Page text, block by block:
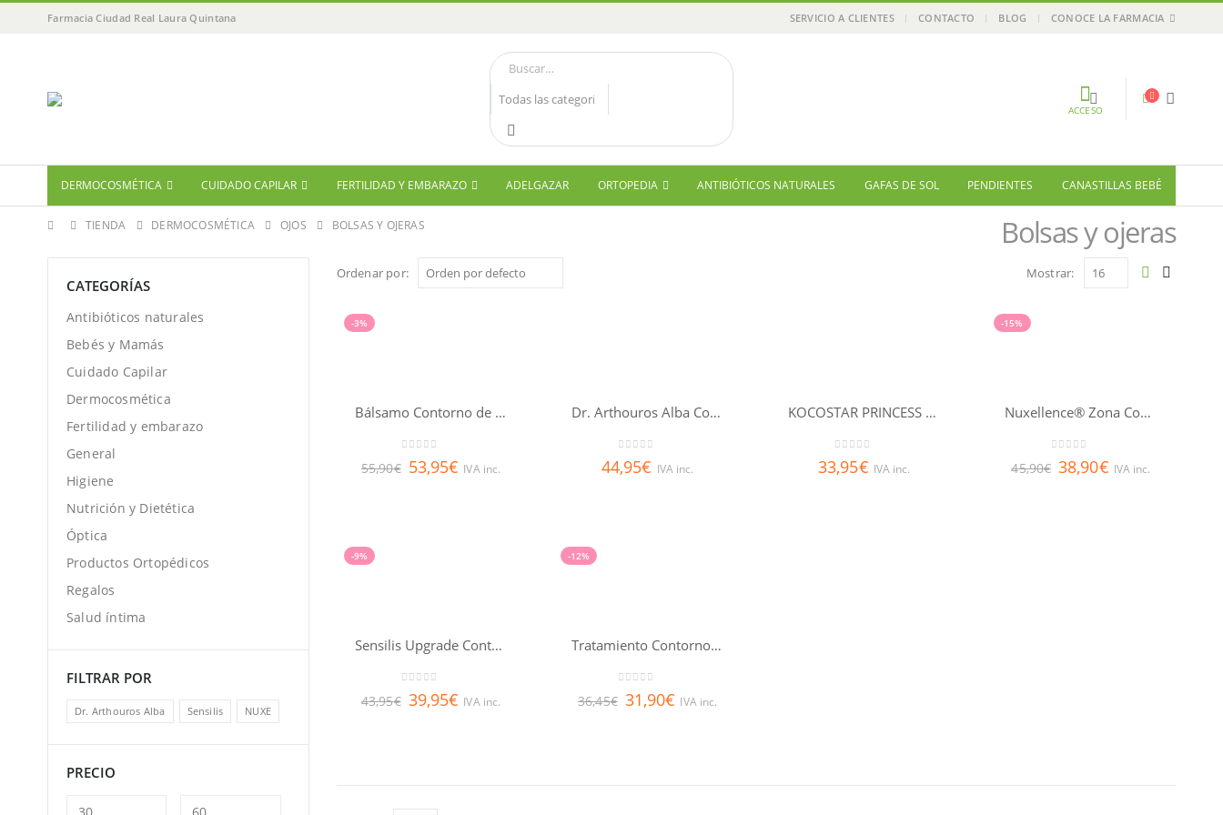
Farmacia Ciudad Real Laura Quintana SERVICIO A CLIENTES CONTACTO BLOG CONOCE LA FARMACIA
ACCESO
DERMOCOSMÉTICA CUIDADO CAPILAR FERTILIDAD Y EMBARAZO ADELGAZAR ORTOPEDIA ANTIBIÓTICOS NATURALES GAFAS DE SOL PENDIENTES CANASTILLAS BEBÉ
Bolsas y ojeras
TIENDA DERMOCOSMÉTICA OJOS BOLSAS Y OJERAS
Ordenar por: Mostrar:
-3%
Bálsamo Contorno de ojos Luminosidad Nuxuriance® Gold 15ml
out of 5
55,90€ 53,95€ IVA inc.
Dr. Arthouros Alba Contorno de Ojos Alta Potencia
0 out of 5
44,95€ IVA inc.
KOCOSTAR PRINCESS EYE PATCH 60 PARCHES
0 out of 5
33,95€ IVA inc.
-15%
Nuxellence® Zona Contorno de Ojos 15ml
out of 5
45,90€ 38,90€ IVA inc.
-9%
Sensilis Upgrade Contorno de Ojos 15 ml
out of 5
43,95€ 39,95€ IVA inc.
-12%
Tratamiento Contorno de Ojos Energizante Anti-bolsas, Anti-ojeras Nuxe Bio
out of 5
36,45€ 31,90€ IVA inc.
CATEGORÍAS
Antibióticos naturales
Bebés y Mamás
Cuidado Capilar
Dermocosmética
Fertilidad y embarazo
General
Higiene
Nutrición y Dietética
Óptica
Productos Ortopédicos
Regalos
Salud íntima
FILTRAR POR
Dr. Arthouros Alba Sensilis NUXE
PRECIO